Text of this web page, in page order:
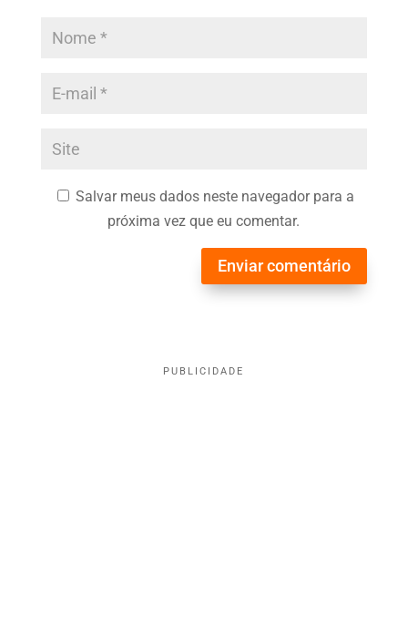
Salvar meus dados neste navegador para a
próxima vez que eu comentar.
Enviar comentário
PUBLICIDADE